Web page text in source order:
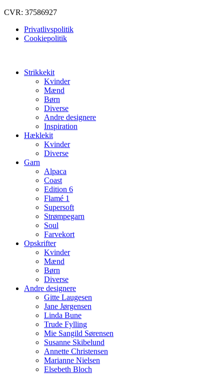
CVR: 37586927
Privatlivspolitik
Cookiepolitik
Strikkekit
Kvinder
Mænd
Børn
Diverse
Andre designere
Inspiration
Hæklekit
Kvinder
Diverse
Garn
Alpaca
Coast
Edition 6
Flamé 1
Supersoft
Strømpegarn
Soul
Farvekort
Opskrifter
Kvinder
Mænd
Børn
Diverse
Andre designere
Gitte Laugesen
Jane Jørgensen
Linda Bune
Trude Fylling
Mie Sangild Sørensen
Susanne Skibelund
Annette Christensen
Marianne Nielsen
Elsebeth Bloch